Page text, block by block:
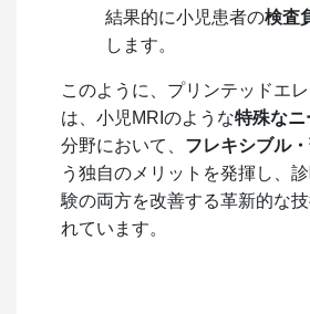
結果的に小児患者の検査
します。
このように、プリンテッドエ
は、小児MRIのような特殊なニ
分野において、 フレキシブル
う独自のメリットを発揮し、
験の両方を改善する革新的な
れています。